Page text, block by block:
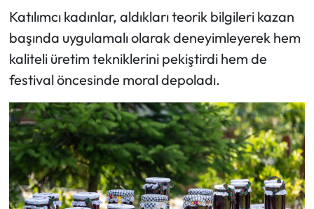
Katılımcı kadınlar, aldıkları teorik bilgileri kazan
başında uygulamalı olarak deneyimleyerek hem
kaliteli üretim tekniklerini pekiştirdi hem de
festival öncesinde moral depoladı.